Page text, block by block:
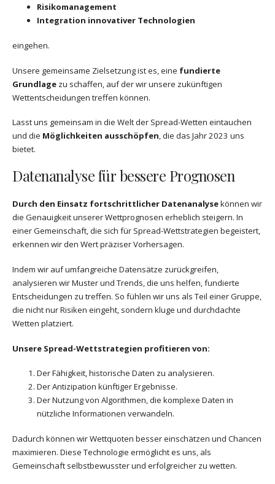
Risikomanagement
Integration innovativer Technologien
eingehen.
Unsere gemeinsame Zielsetzung ist es, eine fundierte
Grundlage zu schaffen, auf der wir unsere zukünftigen
Wettentscheidungen treffen können.
Lasst uns gemeinsam in die Welt der Spread-Wetten eintauchen
und die Möglichkeiten ausschöpfen, die das Jahr 2023 uns
bietet.
Datenanalyse für bessere Prognosen
Durch den Einsatz fortschrittlicher Datenanalysekönnen wir
die Genauigkeit unserer Wettprognosen erheblich steigern. In
einer Gemeinschaft, die sich für Spread-Wettstrategien begeistert,
erkennen wir den Wert präziser Vorhersagen.
Indem wir auf umfangreiche Datensätze zurückgreifen,
analysieren wir Muster und Trends, die uns helfen, fundierte
Entscheidungen zu treffen. So fühlen wir uns als Teil einer Gruppe,
die nicht nur Risiken eingeht, sondern kluge und durchdachte
Wetten platziert.
Unsere Spread-Wettstrategien profitieren von:
Der Fähigkeit, historische Daten zu analysieren.
Der Antizipation künftiger Ergebnisse.
Der Nutzung von Algorithmen, die komplexe Daten in
nützliche Informationen verwandeln.
Dadurch können wir Wettquoten besser einschätzen und Chancen
maximieren. Diese Technologie ermöglicht es uns, als
Gemeinschaft selbstbewusster und erfolgreicher zu wetten.